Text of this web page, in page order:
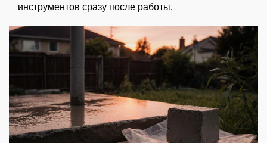
инструментов сразу после работы.